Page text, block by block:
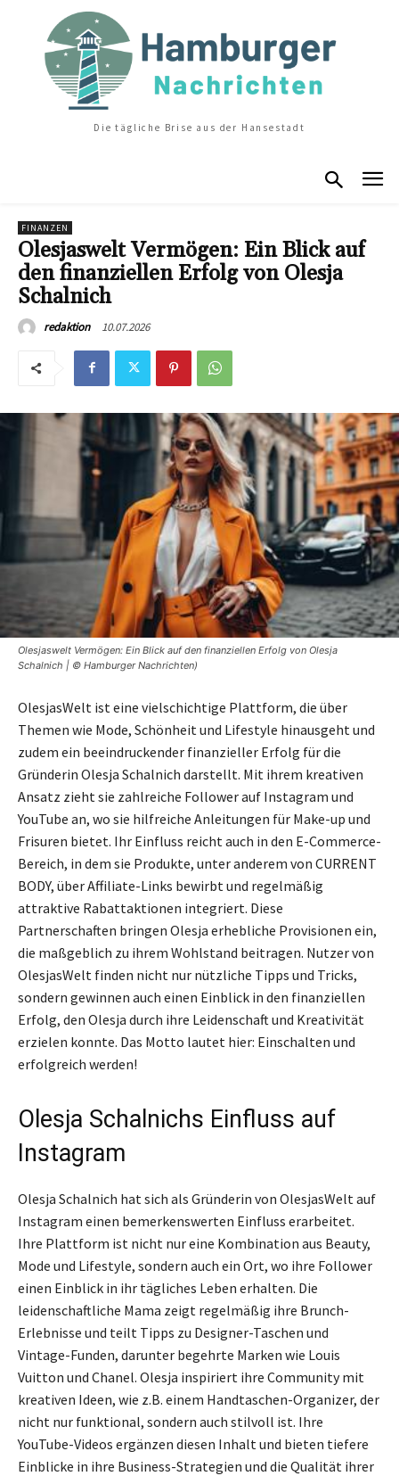
Die tägliche Brise aus der Hansestadt
FINANZEN
Olesjaswelt Vermögen: Ein Blick auf
den finanziellen Erfolg von Olesja
Schalnich
redaktion 10.07.2026
Olesjaswelt Vermögen: Ein Blick auf den finanziellen Erfolg von Olesja
Schalnich | © Hamburger Nachrichten)
OlesjasWelt ist eine vielschichtige Plattform, die über
Themen wie Mode, Schönheit und Lifestyle hinausgeht und
zudem ein beeindruckender finanzieller Erfolg für die
Gründerin Olesja Schalnich darstellt. Mit ihrem kreativen
Ansatz zieht sie zahlreiche Follower auf Instagram und
YouTube an, wo sie hilfreiche Anleitungen für Make-up und
Frisuren bietet. Ihr Einfluss reicht auch in den E-Commerce-
Bereich, in dem sie Produkte, unter anderem von CURRENT
BODY, über Affiliate-Links bewirbt und regelmäßig
attraktive Rabattaktionen integriert. Diese
Partnerschaften bringen Olesja erhebliche Provisionen ein,
die maßgeblich zu ihrem Wohlstand beitragen. Nutzer von
OlesjasWelt finden nicht nur nützliche Tipps und Tricks,
sondern gewinnen auch einen Einblick in den finanziellen
Erfolg, den Olesja durch ihre Leidenschaft und Kreativität
erzielen konnte. Das Motto lautet hier: Einschalten und
erfolgreich werden!
Olesja Schalnichs Einfluss auf
Instagram
Olesja Schalnich hat sich als Gründerin von OlesjasWelt auf
Instagram einen bemerkenswerten Einfluss erarbeitet.
Ihre Plattform ist nicht nur eine Kombination aus Beauty,
Mode und Lifestyle, sondern auch ein Ort, wo ihre Follower
einen Einblick in ihr tägliches Leben erhalten. Die
leidenschaftliche Mama zeigt regelmäßig ihre Brunch-
Erlebnisse und teilt Tipps zu Designer-Taschen und
Vintage-Funden, darunter begehrte Marken wie Louis
Vuitton und Chanel. Olesja inspiriert ihre Community mit
kreativen Ideen, wie z.B. einem Handtaschen-Organizer, der
nicht nur funktional, sondern auch stilvoll ist. Ihre
YouTube-Videos ergänzen diesen Inhalt und bieten tiefere
Einblicke in ihre Business-Strategien und die Qualität ihrer